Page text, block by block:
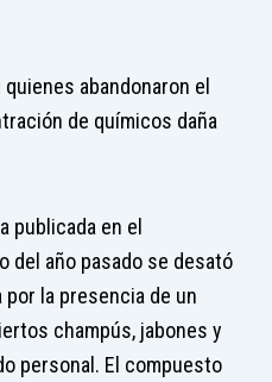
abandonaron el
de químicos daña
publicada en el
del año pasado se desató
la presencia de un
champús, jabones y
personal. El compuesto